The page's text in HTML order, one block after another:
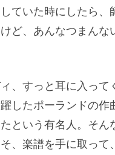
ていた時にしたら
ど、あんなつまんな
、すっと耳に入っ
したポーランドの
という有名人。そ
、楽譜を手に取っ